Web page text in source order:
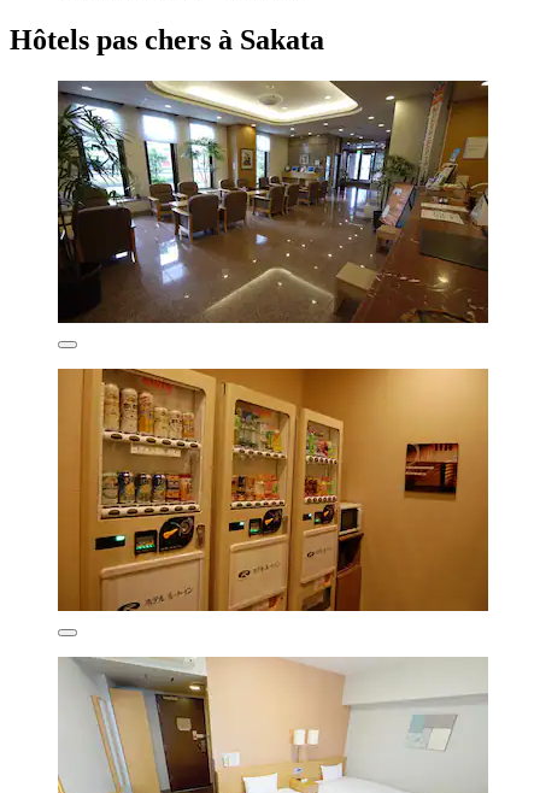
Hôtels pas chers à Sakata